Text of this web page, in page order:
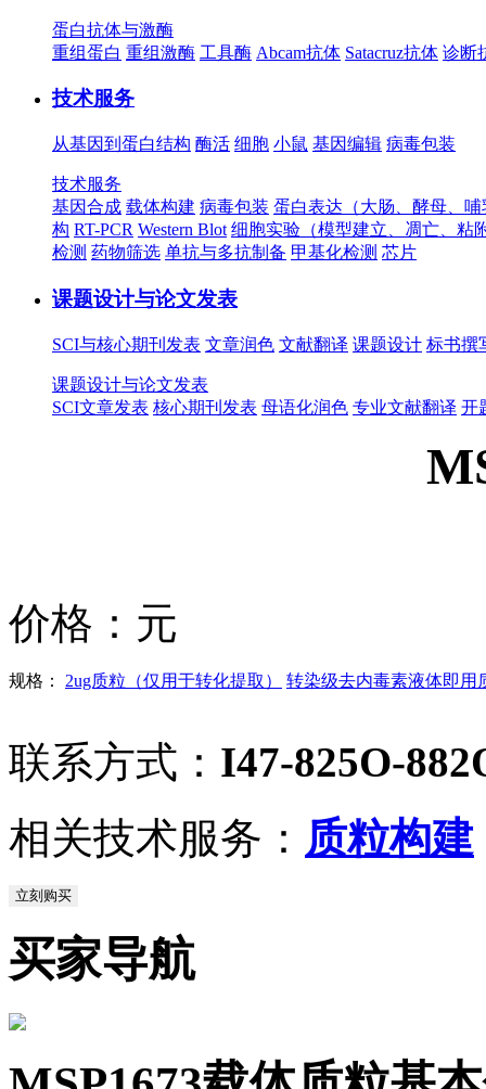
蛋白抗体与激酶
重组蛋白 重组激酶 工具酶 Abcam抗体 Satacruz抗体 诊断
技术服务
从基因到蛋白结构 酶活 细胞 小鼠 基因编辑 病毒包装
技术服务
基因合成 载体构建 病毒包装 蛋白表达（大肠、酵母、
构 RT-PCR Western Blot 细胞实验（模型建立、凋亡、粘
检测 药物筛选 单抗与多抗制备 甲基化检测 芯片
课题设计与论文发表
SCI与核心期刊发表 文章润色 文献翻译 课题设计 标书撰
课题设计与论文发表
SCI文章发表 核心期刊发表 母语化润色 专业文献翻译 开
价格： 元
规格： 2ug质粒（仅用于转化提取） 转染级去内毒素液体即用
联系方式： I47-825O-
相关技术服务： 质粒构建
立刻购买
买家导航